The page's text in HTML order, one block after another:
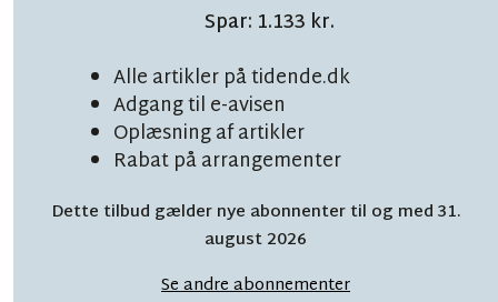
Spar: 1.133 kr.
Alle artikler på tidende.dk
Adgang til e-avisen
Oplæsning af artikler
Rabat på arrangementer
Dette tilbud gælder nye abonnenter til og med 31.
august 2026
Se andre abonnementer
TOPNYHEDLÆSETID 8 MIN.
BAT skruer kraftigt
ned for skolekørsel